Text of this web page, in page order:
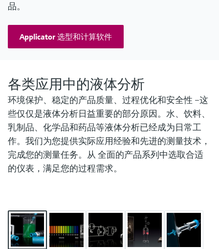
品。
Applicator 选型和计算软件
各类应用中的液体分析
环境保护、稳定的产品质量、过程优化和安全性 –​这
些仅仅是液体分析日益重要的部分原因。水、饮料、
乳制品、化学品和药品等液体分析已经成为日常工
作。我们为您提供实际应用经验和先进的测量技术，
完成您的测量任务。从 全面的产品系列中选取合适
的仪表，满足您的过程需求。